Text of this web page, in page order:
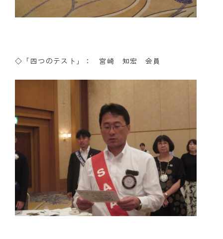
◇「四つのテスト」： 宮崎 知宏 会員